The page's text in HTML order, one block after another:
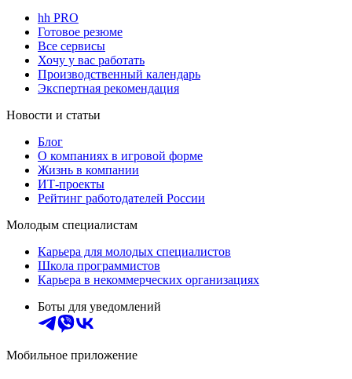
hh PRO
Готовое резюме
Все сервисы
Хочу у вас работать
Производственный календарь
Экспертная рекомендация
Новости и статьи
Блог
О компаниях в игровой форме
Жизнь в компании
ИТ-проекты
Рейтинг работодателей России
Молодым специалистам
Карьера для молодых специалистов
Школа программистов
Карьера в некоммерческих организациях
Боты для уведомлений
Мобильное приложение